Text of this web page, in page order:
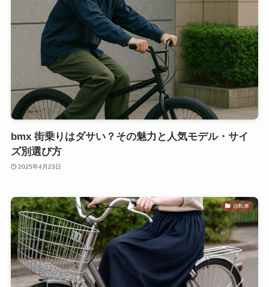
bmx 街乗りはダサい？その魅力と人気モデル・サイ
ズ別選び方
2025年4月23日
自転車